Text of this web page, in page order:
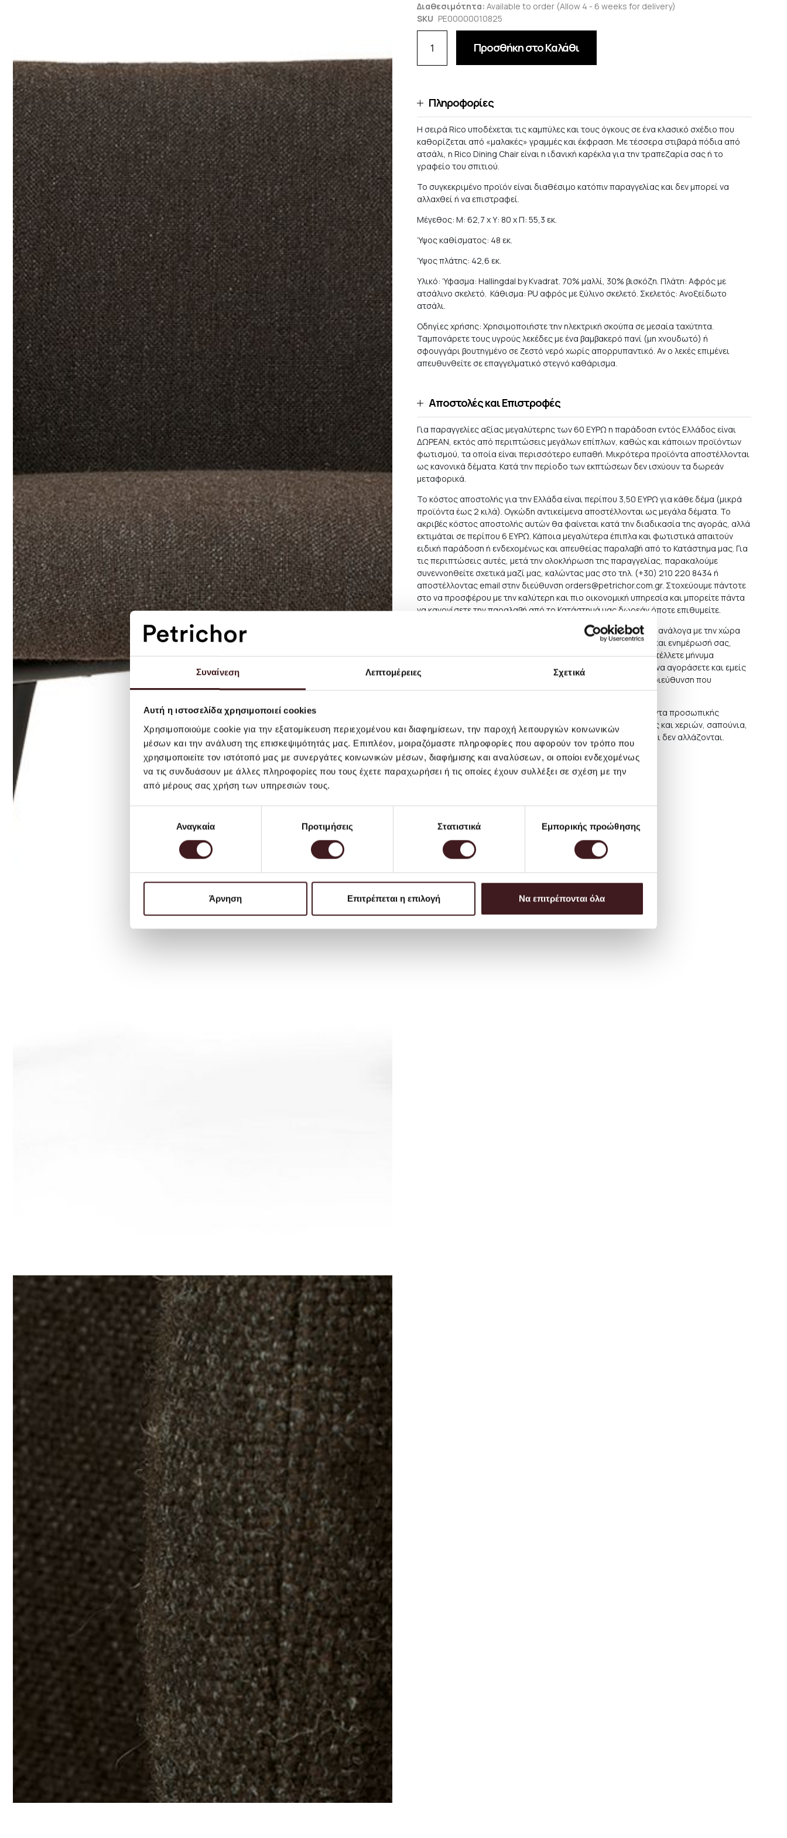
Συναίνεση Λεπτομέρειες Σχετικά
Αυτή η ιστοσελίδα χρησιμοποιεί cookies
Χρησιμοποιούμε cookie για την εξατομίκευση περιεχομένου και διαφημίσεων, την παροχή λειτουργιών κοινωνικών
μέσων και την ανάλυση της επισκεψιμότητάς μας. Επιπλέον, μοιραζόμαστε πληροφορίες που αφορούν τον τρόπο που
χρησιμοποιείτε τον ιστότοπό μας με συνεργάτες κοινωνικών μέσων, διαφήμισης και αναλύσεων, οι οποίοι ενδεχομένως
να τις συνδυάσουν με άλλες πληροφορίες που τους έχετε παραχωρήσει ή τις οποίες έχουν συλλέξει σε σχέση με την
από μέρους σας χρήση των υπηρεσιών τους.
συγκατάθεσηςΑναγκαία Προτιμήσεις Στατιστικά Εμπορικής προώθησης
Άρνηση Επιτρέπεται η επιλογή Να επιτρέπονται όλα
Διαθεσιμότητα: Available to order (Allow 4 - 6 weeks for delivery)
SKU PE00000010825
Προσθήκη στο Καλάθι
Πληροφορίες
Η σειρά Rico υποδέχεται τις καμπύλες και τους όγκους σε ένα κλασικό σχέδιο που
καθορίζεται από «μαλακές» γραμμές και έκφραση. Με τέσσερα στιβαρά πόδια από
ατσάλι, η Rico Dining Chair είναι η ιδανική καρέκλα για την τραπεζαρία σας ή το
γραφείο του σπιτιού.
Το συγκεκριμένο προϊόν είναι διαθέσιμο κατόπιν παραγγελίας και δεν μπορεί να
αλλαχθεί ή να επιστραφεί.
Μέγεθος: Μ: 62,7 x Υ: 80 x Π: 55,3 εκ.
Ύψος καθίσματος: 48 εκ.
Ύψος πλάτης: 42,6 εκ.
Υλικό: Ύφασμα: Hallingdal by Kvadrat. 70% μαλλί, 30% βισκόζη. Πλάτη: Αφρός με
ατσάλινο σκελετό. Κάθισμα: PU αφρός με ξύλινο σκελετό. Σκελετός: Ανοξείδωτο
ατσάλι.
Οδηγίες χρήσης: Χρησιμοποιήστε την ηλεκτρική σκούπα σε μεσαία ταχύτητα.
Ταμπονάρετε τους υγρούς λεκέδες με ένα βαμβακερό πανί (μη χνουδωτό) ή
σφουγγάρι βουτηγμένο σε ζεστό νερό χωρίς απορρυπαντικό. Αν ο λεκές επιμένει
απευθυνθείτε σε επαγγελματικό στεγνό καθάρισμα.
Αποστολές και Επιστροφές
Για παραγγελίες αξίας μεγαλύτερης των 60 ΕΥΡΩ η παράδοση εντός Ελλάδος είναι
ΔΩΡΕΑΝ, εκτός από περιπτώσεις μεγάλων επίπλων, καθώς και κάποιων προϊόντων
φωτισμού, τα οποία είναι περισσότερο ευπαθή. Μικρότερα προϊόντα αποστέλλονται
ως κανονικά δέματα. Κατά την περίοδο των εκπτώσεων δεν ισχύουν τα δωρεάν
μεταφορικά.
Το κόστος αποστολής για την Ελλάδα είναι περίπου 3,50 ΕΥΡΩ για κάθε δέμα (μικρά
προϊόντα έως 2 κιλά). Ογκώδη αντικείμενα αποστέλλονται ως μεγάλα δέματα. Το
ακριβές κόστος αποστολής αυτών θα φαίνεται κατά την διαδικασία της αγοράς, αλλά
εκτιμάται σε περίπου 6 ΕΥΡΩ. Κάποια μεγαλύτερα έπιπλα και φωτιστικά απαιτούν
ειδική παράδοση ή ενδεχομένως και απευθείας παραλαβή από το Κατάστημα μας. Για
τις περιπτώσεις αυτές, μετά την ολοκλήρωση της παραγγελίας, παρακαλούμε
συνεννοηθείτε σχετικά μαζί μας, καλώντας μας στο τηλ. (+30) 210 220 8434 ή
αποστέλλοντας email στην διεύθυνση orders@petrichor.com.gr. Στοχεύουμε πάντοτε
στο να προσφέρου με την καλύτερη και πιο οικονομική υπηρεσία και μπορείτε πάντα
να κανονίσετε την παραλαβή από το Κατάστημά μας δωρεάν όποτε επιθυμείτε.
Για παραδόσεις σε χώρες του εξωτερικού,το κόστος ποικίλει ανάλογα με την χώρα
και την συγκεκριμένη περιοχή. Για την καλύτερη εξυπηρέτηση και ενημέρωσή σας,
συνιστούμε πριν προχωρήσετε σε κάποια αγορά να μας αποστέλλετε μήνυμα
ηλεκτρονικής αλληλογραφίας με τα προϊόντα που επιθυμείτε να αγοράσετε και εμείς
θα σας ενημερώνουμε για το κόστος αποστολής αυτών στην διεύθυνση που
επιθυμείτε.
*Για λόγους υγιεινής και προστασίας του καταναλωτή, προϊόντα προσωπικής
περιποίησης και καλλυντικά όπως ενδεικτικά κρέμες σώματος και χεριών, σαπούνια,
βερνίκια νυχιών και λοιπά συναφή είδη, δεν επιστρέφονται και δεν αλλάζονται.
Περισσότερες πληροφορίες δείτεεδώ.